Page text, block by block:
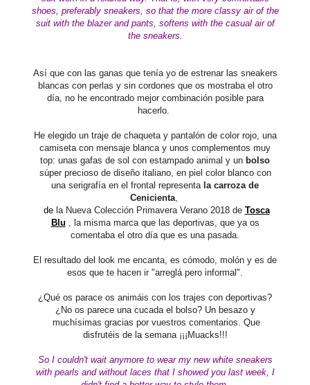
shoes, preferably sneakers, so that the more classy air of the
suit with the blazer and pants, softens with the casual air of
the sneakers.
Así que con las ganas que tenía yo de estrenar las sneakers
blancas con perlas y sin cordones que os mostraba el otro
día, no he encontrado mejor combinación posible para
hacerlo.
He elegido un traje de chaqueta y pantalón de color rojo, una
camiseta con mensaje blanca y unos complementos muy
top: unas gafas de sol con estampado animal y un bolso
súper precioso de diseño italiano, en piel color blanco con
una serigrafía en el frontal representa la carroza de
Cenicienta,
de la Nueva Colección Primavera Verano 2018 de Tosca
Blu
la misma marca que las deportivas, que ya os
comentaba el otro día que es una pasada.
El resultado del look me encanta, es cómodo, molón y es de
esos que te hacen ir "arreglá pero informal".
¿Qué os parace os animáis con los trajes con deportivas?
¿No os parece una cucada el bolso? Un besazo y
muchísimas gracias por vuestros comentarios. Que
disfrutéis de la semana ¡¡¡Muacks!!!
So I couldn't wait anymore to wear my new white sneakers
with pearls and without laces that I showed you last week, I